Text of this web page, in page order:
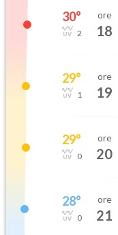
30°
2
ore
18
29°
1
ore
19
29°
0
ore
20
28°
0
ore
21